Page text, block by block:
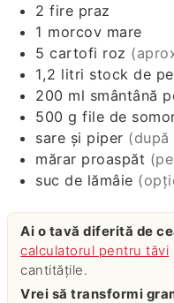
2 fire praz
1 morcov mare
5 cartofi roz
1,2 litri stock de
200 ml smântână
500 g file de
sare și piper (după
mărar proaspăt
suc de lămâie
Ai o tavă diferită de
calculatorul pentru tăvi
cantitățile.
Vrei să transformi gramele în linguri, căni sau